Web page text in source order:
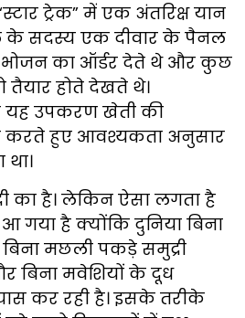
ट्रेक” में एक अंतरिक्ष यान
के सदस्य एक दीवार के पैनल
का ऑर्डर देते थे और कुछ
होते देखते थे।
यह उपकरण खेती की
हुए आवश्यकता अनुसार
का है। लेकिन ऐसा लगता है
गया है क्योंकि दुनिया बिना
मछली पकड़े समुद्री
बिना मवेशियों के दूध
कर रही है। इसके तरीके